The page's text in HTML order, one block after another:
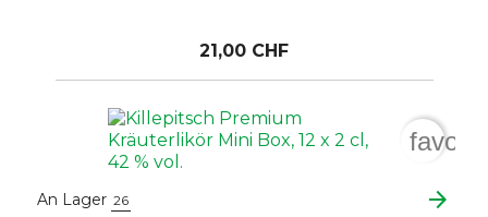
21,00 CHF
An Lager 26 arrow_forward